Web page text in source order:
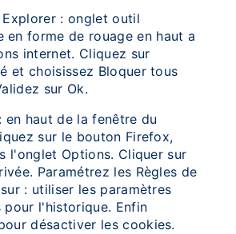
Explorer : onglet outil
en forme de rouage en haut a
internet. Cliquez sur
et choisissez Bloquer tous
sur Ok.
en haut de la fenêtre du
sur le bouton Firefox,
l'onglet Options. Cliquer sur
Paramétrez les Règles de
: utiliser les paramètres
pour l'historique. Enfin
désactiver les cookies.